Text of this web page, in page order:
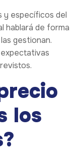
y específicos del
hablará de forma
gestionan.
los